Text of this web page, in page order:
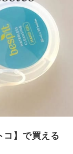
コ】で買える